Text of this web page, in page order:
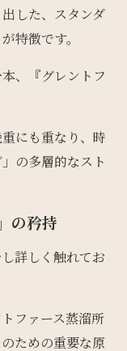
した、スタンダ
特徴です。
、『グレントフ
にも重なり、時
の多層的なスト
の矜持
詳しく触れてお
ファース蒸溜所
ための重要な原